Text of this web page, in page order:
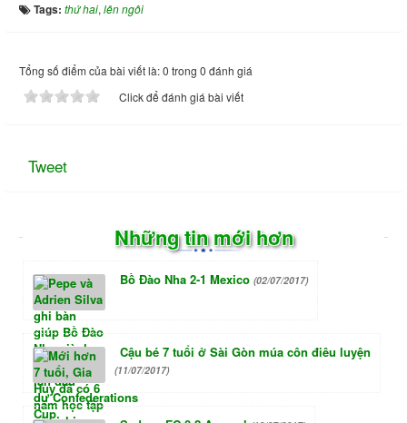
Tags: thứ hai, lên ngôi
Tổng số điểm của bài viết là: 0 trong 0 đánh giá
Click để đánh giá bài viết
Tweet
Những tin mới hơn
Bồ Đào Nha 2-1 Mexico (02/07/2017)
Cậu bé 7 tuổi ở Sài Gòn múa côn điêu luyện
(11/07/2017)